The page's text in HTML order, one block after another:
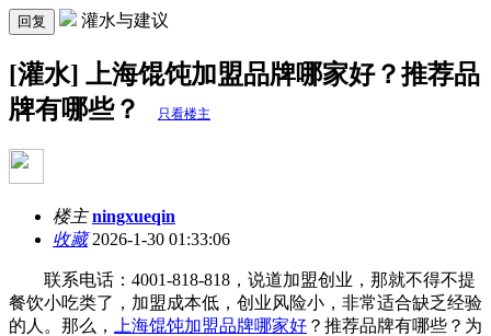
回复 灌水与建议
[灌水] 上海馄饨加盟品牌哪家好？推荐品
牌有哪些？
只看楼主
楼主 ningxueqin
收藏2026-1-30 01:33:06
联系电话：4001-818-818，说道加盟创业，那就不得不提
餐饮小吃类了，加盟成本低，创业风险小，非常适合缺乏经验
的人。那么，
上海馄饨加盟品牌哪家好 ？推荐品牌有哪些？为